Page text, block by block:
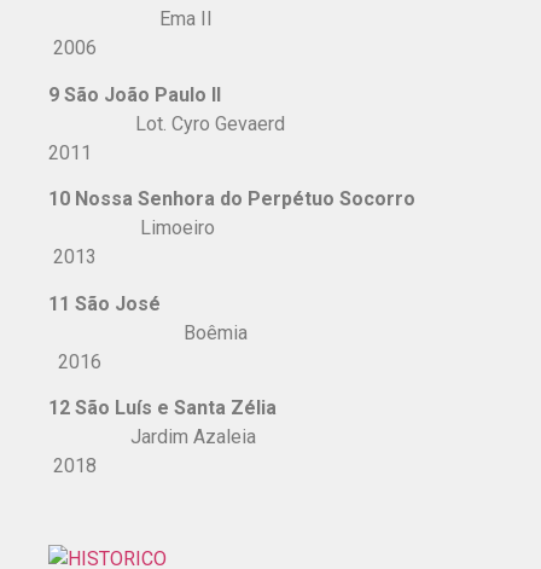
Ema II
2006
9 São João Paulo II
Lot. Cyro Gevaerd
2011
10 Nossa Senhora do Perpétuo Socorro
Limoeiro
2013
11 São José
Boêmia
2016
12 São Luís e Santa Zélia
Jardim Azaleia
2018